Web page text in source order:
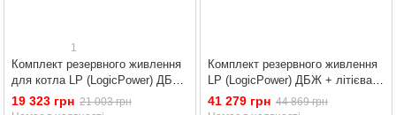
1
Комплект резервного живлення
для котла LP (LogicPower) ДБЖ
+ літієва (LiFePO4) батарея
(UPS 1000VA + АКБ LiFePO4
19 323 грн 21 003 грн
Комплект резервного живлення
LP (LogicPower) ДБЖ + літієва
(LiFePO4) батарея (UPS 1500VA
+ АКБ LiFePO4 2560W)
41 279 грн 44 869 грн